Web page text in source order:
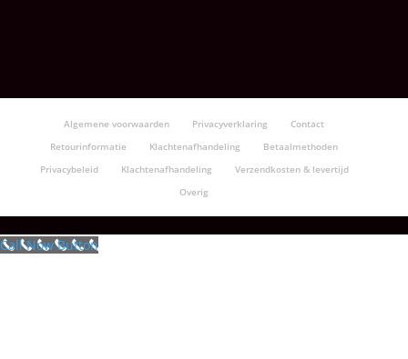
Algemene voorwaarden Privacyverklaring
Contact
Retourinformatie
Klachtenafhandeling
Betaalmethoden
Privacybeleid
Klachtenafhandeling
Verzendkosten & levertijd
Overig
Call Now Button